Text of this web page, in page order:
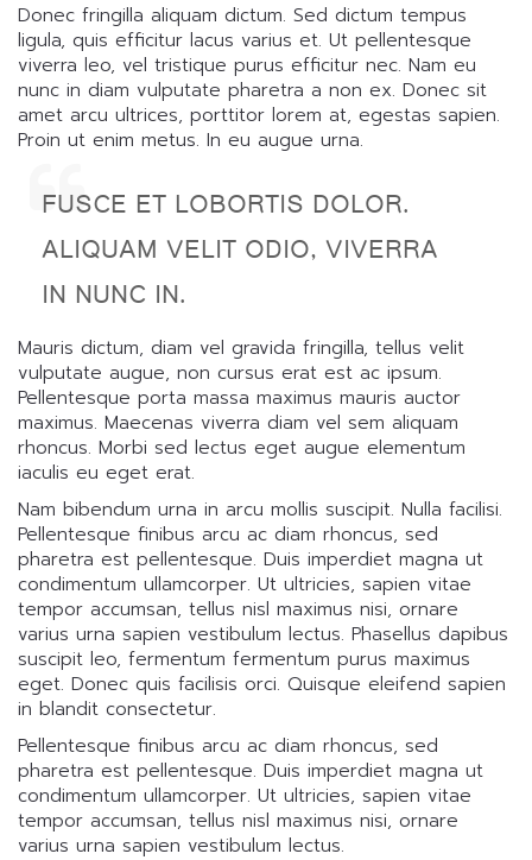
Donec fringilla aliquam dictum. Sed dictum tempus
ligula, quis efficitur lacus varius et. Ut pellentesque
viverra leo, vel tristique purus efficitur nec. Nam eu
nunc in diam vulputate pharetra a non ex. Donec sit
amet arcu ultrices, porttitor lorem at, egestas sapien.
Proin ut enim metus. In eu augue urna.
FUSCE ET LOBORTIS DOLOR.
ALIQUAM VELIT ODIO, VIVERRA
IN NUNC IN.
Mauris dictum, diam vel gravida fringilla, tellus velit
vulputate augue, non cursus erat est ac ipsum.
Pellentesque porta massa maximus mauris auctor
maximus. Maecenas viverra diam vel sem aliquam
rhoncus. Morbi sed lectus eget augue elementum
iaculis eu eget erat.
Nam bibendum urna in arcu mollis suscipit. Nulla facilisi.
Pellentesque finibus arcu ac diam rhoncus, sed
pharetra est pellentesque. Duis imperdiet magna ut
condimentum ullamcorper. Ut ultricies, sapien vitae
tempor accumsan, tellus nisl maximus nisi, ornare
varius urna sapien vestibulum lectus. Phasellus dapibus
suscipit leo, fermentum fermentum purus maximus
eget. Donec quis facilisis orci. Quisque eleifend sapien
in blandit consectetur.
Pellentesque finibus arcu ac diam rhoncus, sed
pharetra est pellentesque. Duis imperdiet magna ut
condimentum ullamcorper. Ut ultricies, sapien vitae
tempor accumsan, tellus nisl maximus nisi, ornare
varius urna sapien vestibulum lectus.